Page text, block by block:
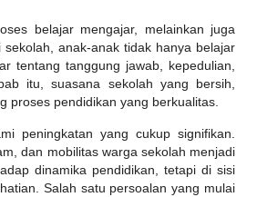
belajar mengajar, melainkan juga
anak-anak tidak hanya belajar
tentang tanggung jawab, kepedulian,
itu, suasana sekolah yang bersih,
proses pendidikan yang berkualitas.
peningkatan yang cukup signifikan.
dan mobilitas warga sekolah menjadi
dinamika pendidikan, tetapi di sisi
Salah satu persoalan yang mulai